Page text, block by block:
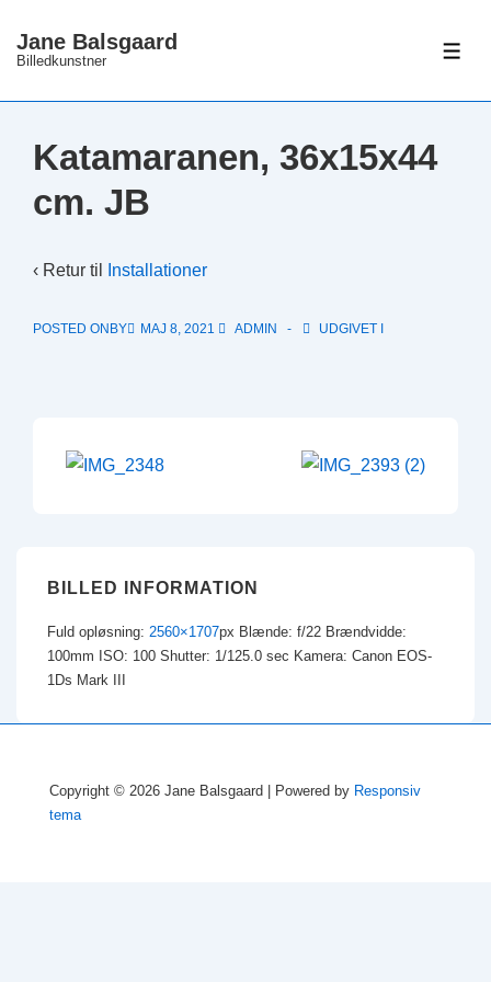
Hop
hovedindhold
Jane Balsgaard
Billedkunstner
Katamaranen, 36x15x44
cm. JB
‹ Retur til Installationer
POSTED ONBY MAJ 8, 2021 ADMIN UDGIVET I
BILLED INFORMATION
Fuld opløsning: 2560×1707px Blænde: f/22 Brændvidde:
100mm ISO: 100 Shutter: 1/125.0 sec Kamera: Canon EOS-
1Ds Mark III
Copyright © 2026 Jane Balsgaard | Powered by Responsiv
tema